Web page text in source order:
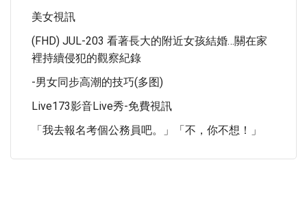
美女視訊
(FHD) JUL-203 看著長大的附近女孩結婚…關在家
裡持續侵犯的觀察紀錄
-男女同步高潮的技巧(多图)
Live173影音live秀-免費視訊
「我去報名考個公務員吧。」「不，你不想！」